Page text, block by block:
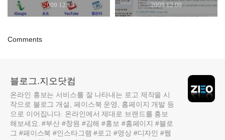
2009.12.13 2009.12.09
Comments
블로그.지오닷컴
온라인 홍보는 서비스를 잘 나타내는 로고 제작을 시
작으로 블로그 개설, 페이스북 운영, 홈페이지 개발 등
으로 이어집니다. 온라인에서 제대로 브랜드를 홍보
해보세요. #부산 #창원 #김해 #홍보 #홈페이지 #블로
그 #페이스북 #인스타그램 #로고 #영상 #디자인 #웹